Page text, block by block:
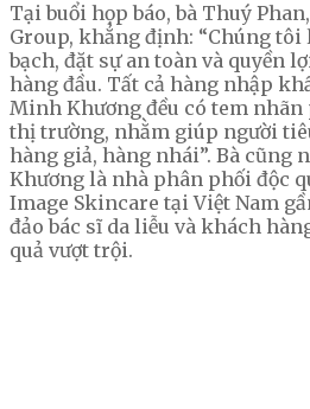
Tại buổi họp báo, bà Thuý Phan
Group, khẳng định: “Chúng
bạch, đặt sự an toàn và quyền
hàng đầu. Tất cả hàng nhập
Minh Khương đều có tem
thị trường, nhằm giúp người
hàng giả, hàng nhái”. Bà cũng
Khương là nhà phân phối độc
Image Skincare tại Việt Nam
đảo bác sĩ da liễu và khách
quả vượt trội.